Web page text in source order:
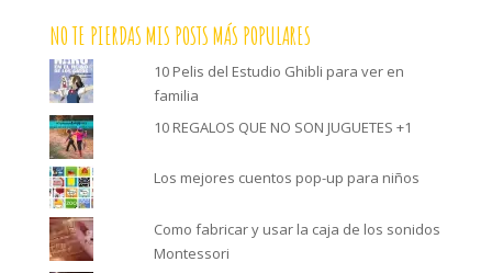
NO TE PIERDAS MIS POSTS MÁS POPULARES
10 Pelis del Estudio Ghibli para ver en
familia
10 REGALOS QUE NO SON JUGUETES +1
Los mejores cuentos pop-up para niños
Como fabricar y usar la caja de los sonidos
Montessori